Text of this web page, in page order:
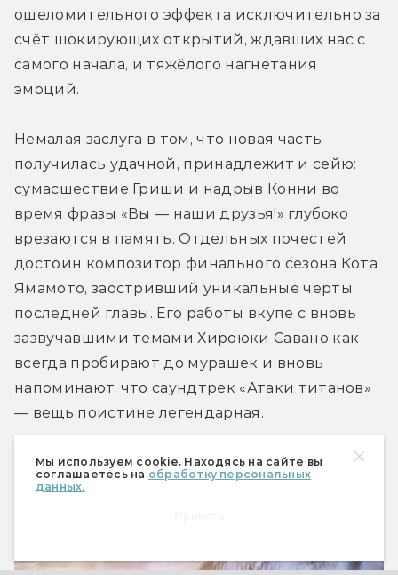
Мы используем cookie. Находясь на сайте вы
соглашаетесь на обработку персональных
данных.
ошеломительного эффекта исключительно за
счёт шокирующих открытий, ждавших нас с
самого начала, и тяжёлого нагнетания
эмоций.
Немалая заслуга в том, что новая часть
получилась удачной, принадлежит и сейю:
сумасшествие Гриши и надрыв Конни во
время фразы «Вы — наши друзья!» глубоко
врезаются в память. Отдельных почестей
достоин композитор финального сезона Кота
Ямамото, заостривший уникальные черты
последней главы. Его работы вкупе с вновь
зазвучавшими темами Хироюки Савано как
всегда пробирают до мурашек и вновь
напоминают, что саундтрек «Атаки титанов»
— вещь поистине легендарная.